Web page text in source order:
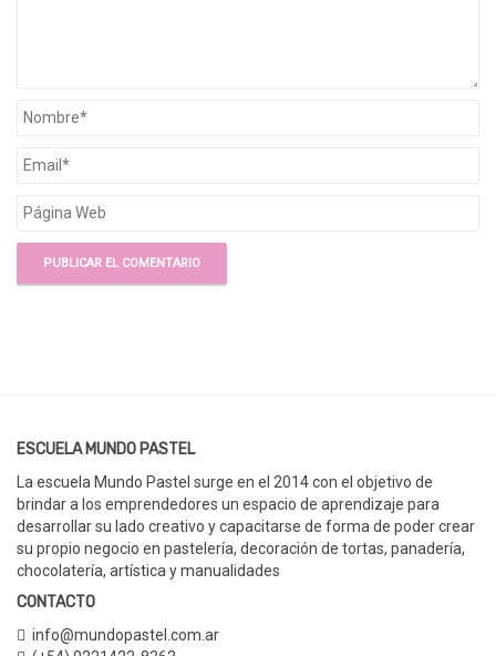
ESCUELA MUNDO PASTEL
La escuela Mundo Pastel surge en el 2014 con el objetivo de
brindar a los emprendedores un espacio de aprendizaje para
desarrollar su lado creativo y capacitarse de forma de poder crear
su propio negocio en pastelería, decoración de tortas, panadería,
chocolatería, artística y manualidades
CONTACTO
info@mundopastel.com.ar